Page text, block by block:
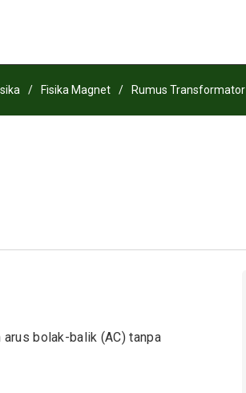
/ Fisika Magnet / Rumus Transformator
bolak-balik (AC) tanpa